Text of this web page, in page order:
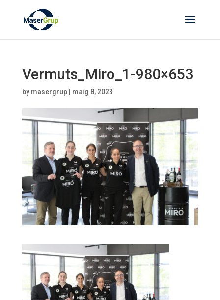
Vermuts_Miro_1-980×653
by masergrup| maig 8, 2023